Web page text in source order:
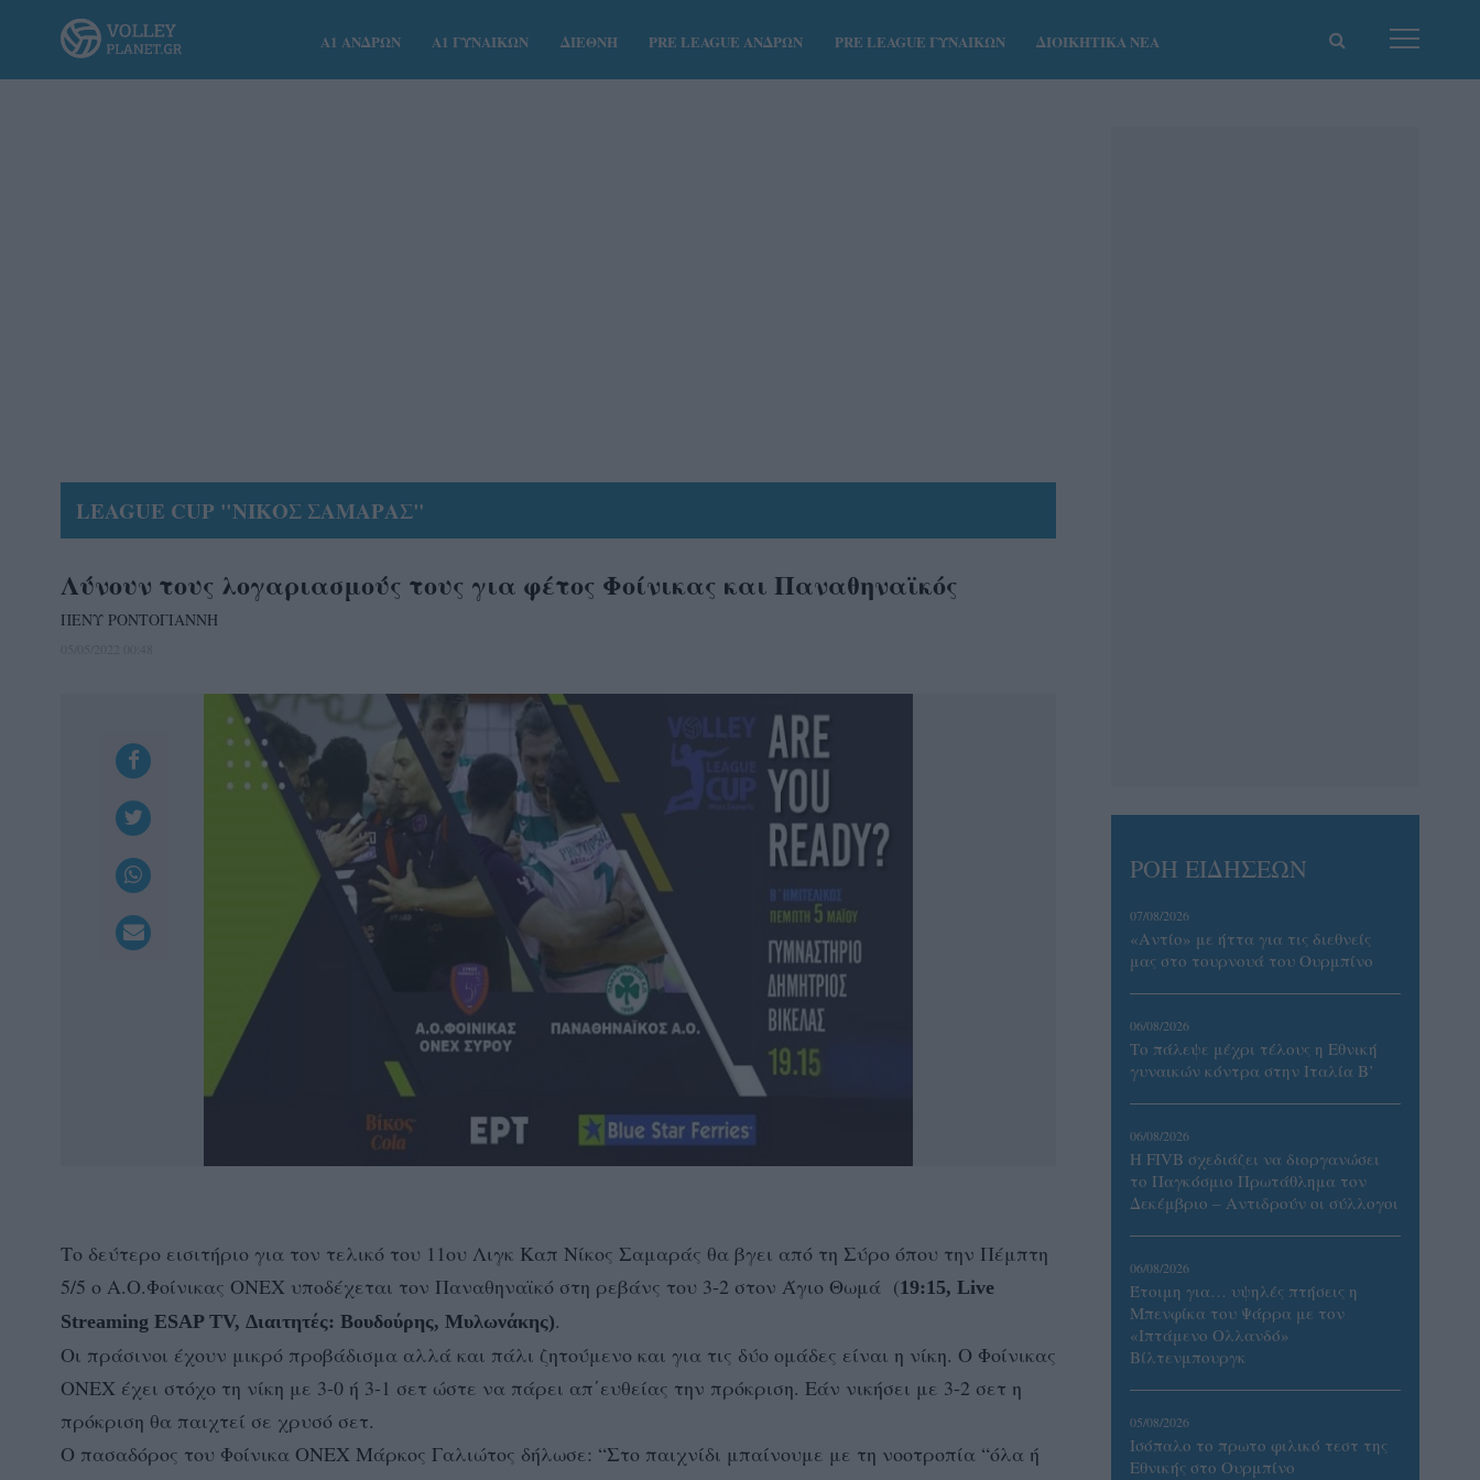
Α1 ΑΝΔΡΩΝ Α1 ΓΥΝΑΙΚΩΝ ΔΙΕΘΝΗ PRE LEAGUE ΑΝΔΡΩΝ PRE LEAGUE ΓΥΝΑΙΚΩΝ ΔΙΟΙΚΗΤΙΚΑ ΝΕΑ
LEAGUE CUP "ΝΙΚΟΣ ΣΑΜΑΡΑΣ"
Λύνουν τους λογαριασμούς τους για φέτος Φοίνικας και Παναθηναϊκός
ΠΕΝΥ ΡΟΝΤΟΓΙΑΝΝΗ
Το δεύτερο εισιτήριο για τον τελικό του 11ου Λιγκ Καπ Νίκος Σαμαράς θα βγει από τη Σύρο όπου την Πέμπτη
5/5 o Α.Ο.Φοίνικας ΟΝΕΧ υποδέχεται τον Παναθηναϊκό στη ρεβάνς του 3-2 στον Άγιο Θωμά (19:15, Live
Streaming ESAP TV, Διαιτητές: Βουδούρης, Μυλωνάκης).
Οι πράσινοι έχουν μικρό προβάδισμα αλλά και πάλι ζητούμενο και για τις δύο ομάδες είναι η νίκη. Ο Φοίνικας
ΟΝΕΧ έχει στόχο τη νίκη με 3-0 ή 3-1 σετ ώστε να πάρει απ΄ευθείας την πρόκριση. Εάν νικήσει με 3-2 σετ η
πρόκριση θα παιχτεί σε χρυσό σετ.
O πασαδόρος του Φοίνικα ΟΝΕΧ Μάρκος Γαλιώτος δήλωσε: “Στο παιχνίδι μπαίνουμε με τη νοοτροπία “όλα ή
ΡΟΗ ΕΙΔΗΣΕΩΝ
07/08/2026
«Αντίο» με ήττα για τις διεθνείς
μας στο τουρνουά του Ουρμπίνο
06/08/2026
Το πάλεψε μέχρι τέλους η Εθνική
γυναικών κόντρα στην Ιταλία Β’
06/08/2026
Η FIVB σχεδιάζει να διοργανώσει
το Παγκόσμιο Πρωτάθλημα τον
Δεκέμβριο – Αντιδρούν οι σύλλογοι
06/08/2026
Έτοιμη για… υψηλές πτήσεις η
Μπενφίκα του Ψάρρα με τον
«Ιπτάμενο Ολλανδό»
Βίλτενμπουργκ
05/08/2026
Ισόπαλο το πρωτο φιλικό τεστ της
Εθνικής στο Ουρμπίνο